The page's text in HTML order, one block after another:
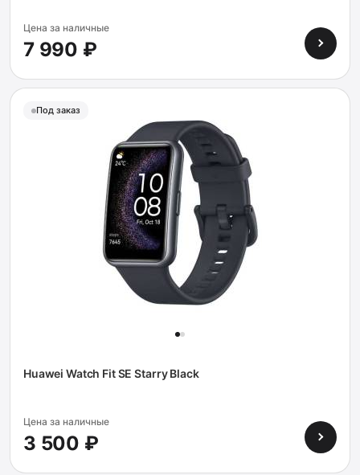
Цена за наличные
7 990 ₽
Под заказ
Huawei Watch Fit SE Starry Black
Цена за наличные
3 500 ₽